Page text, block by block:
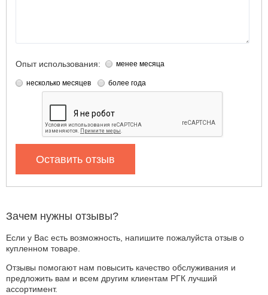
Опыт использования: менее месяца
несколько месяцев более года
Оставить отзыв
Зачем нужны отзывы?
Если у Вас есть возможность, напишите пожалуйста отзыв о
купленном товаре.
Отзывы помогают нам повысить качество обслуживания и
предложить вам и всем другим клиентам РГК лучший
ассортимент.